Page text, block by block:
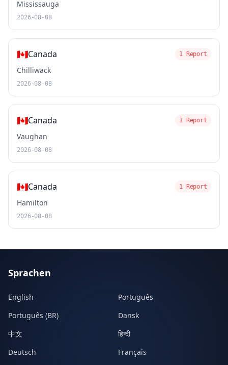
Mississauga
2026-08-08
🇨🇦Canada 1 Report
Chilliwack
2026-08-08
🇨🇦Canada 1 Report
Vaughan
2026-08-08
🇨🇦Canada 1 Report
Hamilton
2026-08-08
Sprachen
English
Português
Português (BR)
Dansk
中文
हिन्दी
Deutsch
Français